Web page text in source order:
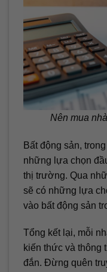
Nên mua
Bất động sản,
những lựa chọn
thị trường. Qua
sẽ có những lựa
vào bất động sản
Tổng kết lại, mỗi
kiến thức và thông
đắn. Đừng quên